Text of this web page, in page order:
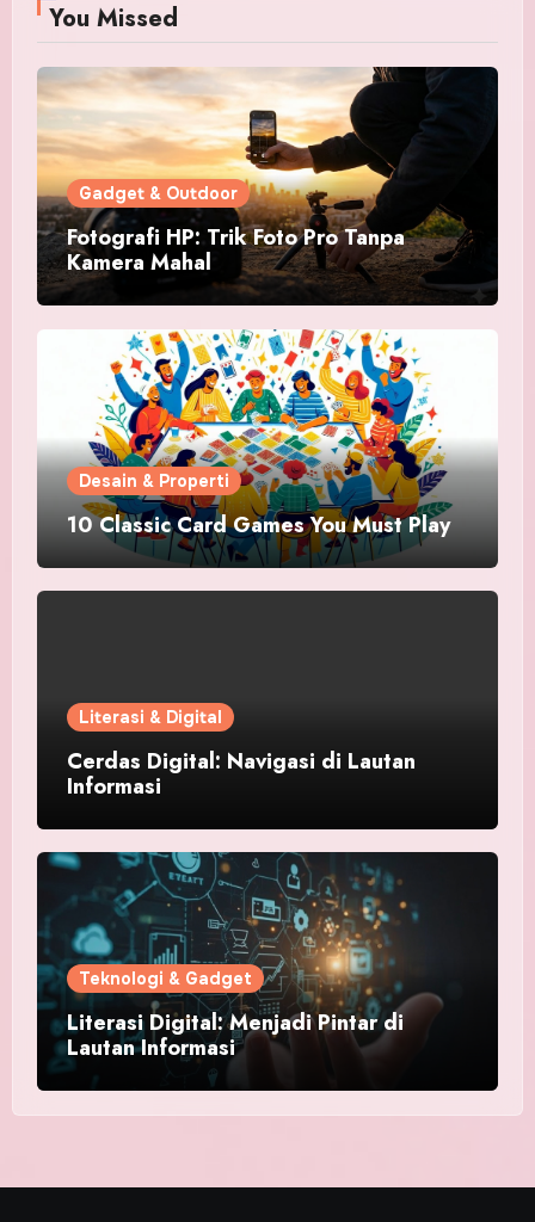
You Missed
Gadget & Outdoor
Fotografi HP: Trik Foto Pro Tanpa
Kamera Mahal
Desain & Properti
10 Classic Card Games You Must Play
Literasi & Digital
Cerdas Digital: Navigasi di Lautan
Informasi
Teknologi & Gadget
Literasi Digital: Menjadi Pintar di
Lautan Informasi